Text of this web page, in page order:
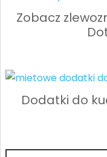
Zobacz
Dodatki do